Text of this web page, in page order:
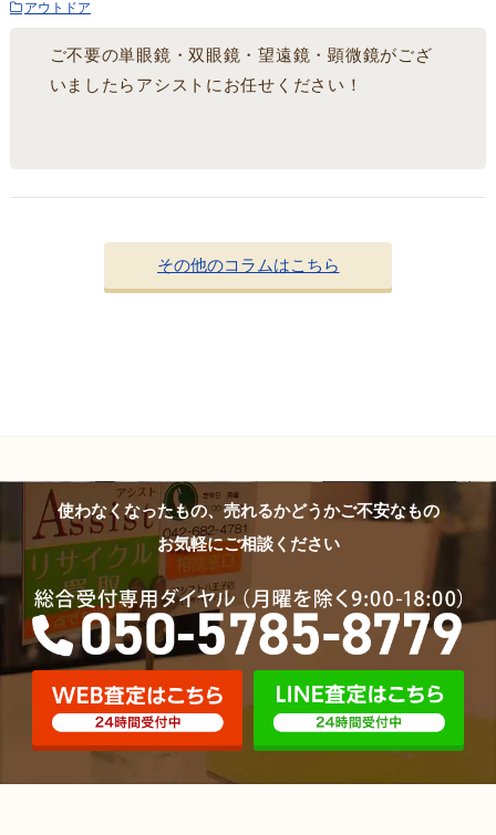
アウトドア
ご不要の単眼鏡・双眼鏡・望遠鏡・顕微鏡がござ
いましたらアシストにお任せください！
その他のコラムはこちら
使わなくなったもの、売れるかどうかご不安なもの
お気軽にご相談ください